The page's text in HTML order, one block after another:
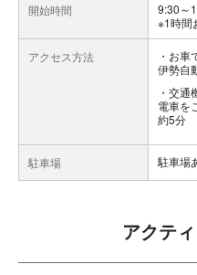
開始時間
9:30～
※1時間
アクセス方法
お車
伊勢自
交通
電車を
約5分
駐車場 駐車場
アクテ